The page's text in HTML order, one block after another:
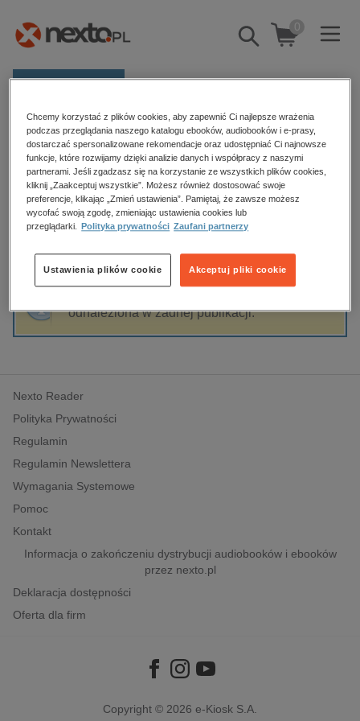
Pokaż/schowaj
wyszukiwarkę
0
Kategorie
Zobacz wszystkie E-prasa
budownictwo, aranżacja wnętrz
biznesowe, branżowe, gospodarka
dzienniki
edukacja
hobby, sport, rozrywka
komputery, internet, technologie, informatyka
polityka, społeczno-informacyjne
psychologiczne
inne
popularno-naukowe
historia
Strona główna Marek Mazurkiewicz
Marek Mazurkiewicz
Sortowanie Filtrowanie
odnaleziona w żadnej publikacji.
Nexto Reader
Polityka Prywatności
Regulamin
Regulamin Newslettera
Wymagania Systemowe
Pomoc
Kontakt
Informacja o zakończeniu dystrybucji audiobooków i ebooków
przez nexto.pl
Deklaracja dostępności
Oferta dla firm
Copyright © 2026 e-Kiosk S.A.
Chcemy korzystać z plików cookies, aby zapewnić Ci najlepsze wrażenia
podczas przeglądania naszego katalogu ebooków, audiobooków i e-prasy,
dostarczać spersonalizowane rekomendacje oraz udostępniać Ci najnowsze
funkcje, które rozwijamy dzięki analizie danych i współpracy z naszymi
partnerami. Jeśli zgadzasz się na korzystanie ze wszystkich plików cookies,
kliknij „Zaakceptuj wszystkie”. Możesz również dostosować swoje
preferencje, klikając „Zmień ustawienia”. Pamiętaj, że zawsze możesz
wycofać swoją zgodę, zmieniając ustawienia cookies lub
przeglądarki.
Polityka prywatności Zaufani partnerzy
Akceptuj pliki cookie
Ustawienia plików cookie